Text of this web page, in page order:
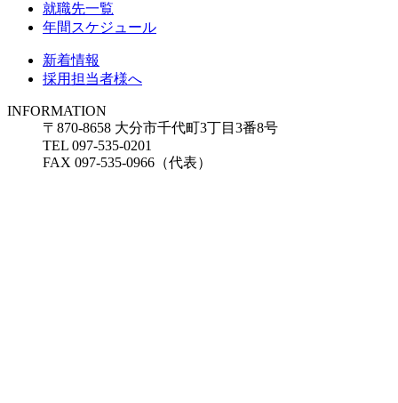
就職先一覧
年間スケジュール
新着情報
採用担当者様へ
INFORMATION
〒870-8658 大分市千代町3丁目3番8号
TEL 097-535-0201
FAX 097-535-0966（代表）